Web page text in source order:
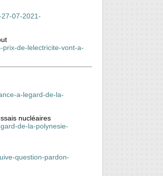
07-2021-
de-lelectricite-vont-a-
a-legard-de-la-
nucléaires
de-la-polynesie-
question-pardon-